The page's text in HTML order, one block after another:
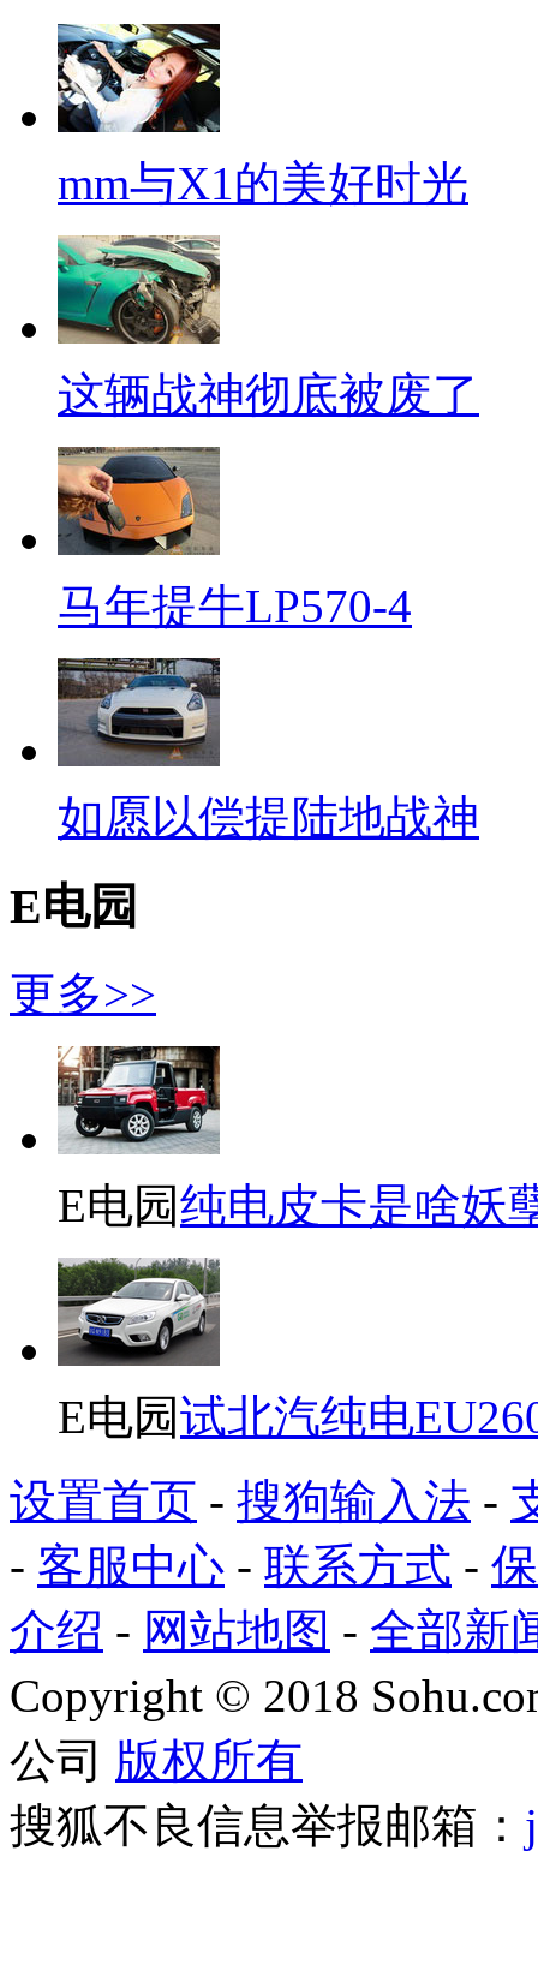
mm与X1的美好时光
这辆战神彻底被废了
马年提牛LP570-4
如愿以偿提陆地战神
E电园
更多>>
E电园纯电皮卡是啥妖
E电园试北汽纯电
设置首页 - 搜狗输入法 -
- 客服中心 - 联系方式 -
介绍 - 网站地图 - 全部新
Copyright © 2018
公司 版权所有
搜狐不良信息举报邮箱：